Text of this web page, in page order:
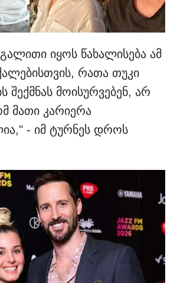
იყოს წახალისება ამ
რათა თუკი
შექმნას მოისურვებენ, არ
მათი კარიერა
- იმ ტურნეს დროს